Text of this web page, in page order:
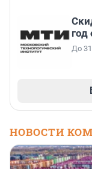
год
До 31
НОВОСТИ